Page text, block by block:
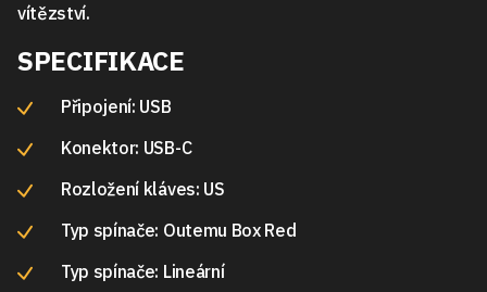
vítězství.
SPECIFIKACE
Připojení: USB
Konektor: USB-C
Rozložení kláves: US
Typ spínače: Outemu Box Red
Typ spínače: Lineární